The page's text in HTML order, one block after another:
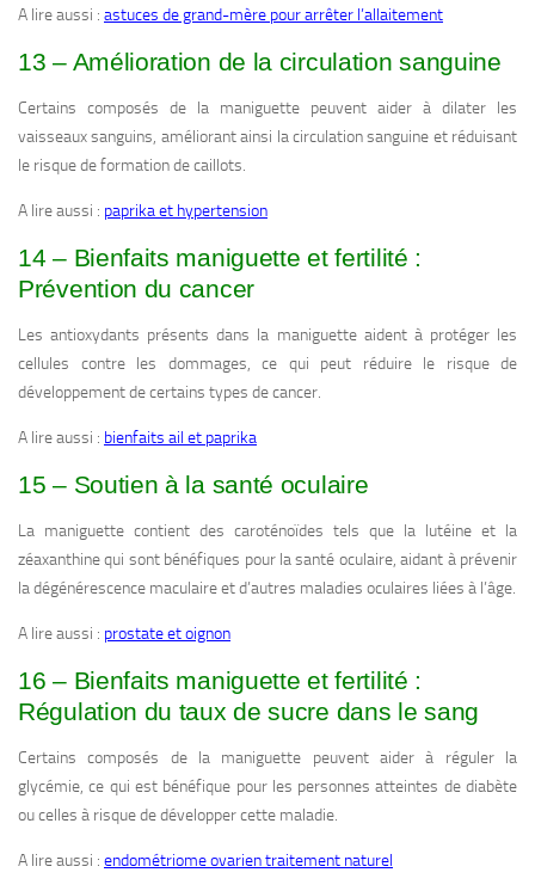
A lire aussi : astuces de grand-mère pour arrêter l’allaitement
13 – Amélioration de la circulation sanguine
Certains composés de la maniguette peuvent aider à dilater les
vaisseaux sanguins, améliorant ainsi la circulation sanguine et réduisant
le risque de formation de caillots.
A lire aussi : paprika et hypertension
14 – Bienfaits maniguette et fertilité :
Prévention du cancer
Les antioxydants présents dans la maniguette aident à protéger les
cellules contre les dommages, ce qui peut réduire le risque de
développement de certains types de cancer.
A lire aussi : bienfaits ail et paprika
15 – Soutien à la santé oculaire
La maniguette contient des caroténoïdes tels que la lutéine et la
zéaxanthine qui sont bénéfiques pour la santé oculaire, aidant à prévenir
la dégénérescence maculaire et d’autres maladies oculaires liées à l’âge.
A lire aussi : prostate et oignon
16 – Bienfaits maniguette et fertilité :
Régulation du taux de sucre dans le sang
Certains composés de la maniguette peuvent aider à réguler la
glycémie, ce qui est bénéfique pour les personnes atteintes de diabète
ou celles à risque de développer cette maladie.
A lire aussi : endométriome ovarien traitement naturel